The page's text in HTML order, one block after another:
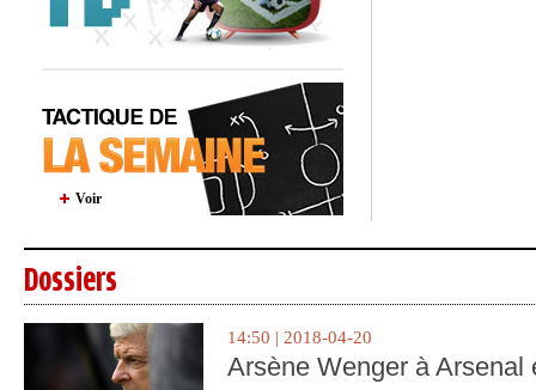
Voir
Dossiers
14:50 | 2018-04-20
Arsène Wenger à Arsenal